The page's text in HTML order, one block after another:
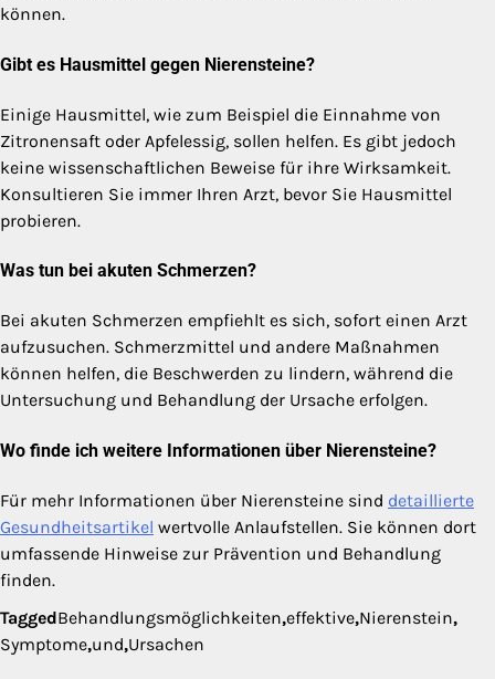
können.
Gibt es Hausmittel gegen Nierensteine?
Einige Hausmittel, wie zum Beispiel die Einnahme von
Zitronensaft oder Apfelessig, sollen helfen. Es gibt jedoch
keine wissenschaftlichen Beweise für ihre Wirksamkeit.
Konsultieren Sie immer Ihren Arzt, bevor Sie Hausmittel
probieren.
Was tun bei akuten Schmerzen?
Bei akuten Schmerzen empfiehlt es sich, sofort einen Arzt
aufzusuchen. Schmerzmittel und andere Maßnahmen
können helfen, die Beschwerden zu lindern, während die
Untersuchung und Behandlung der Ursache erfolgen.
Wo finde ich weitere Informationen über Nierensteine?
Für mehr Informationen über Nierensteine sind detaillierte
Gesundheitsartikel wertvolle Anlaufstellen. Sie können dort
umfassende Hinweise zur Prävention und Behandlung
finden.
TaggedBehandlungsmöglichkeiten,effektive,Nierenstein,
Symptome,und,Ursachen